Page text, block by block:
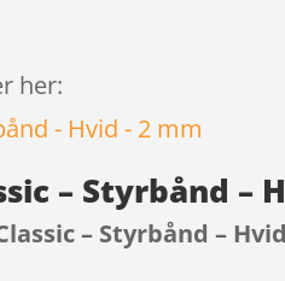
her:
– Styrbånd –
– Styrbånd –